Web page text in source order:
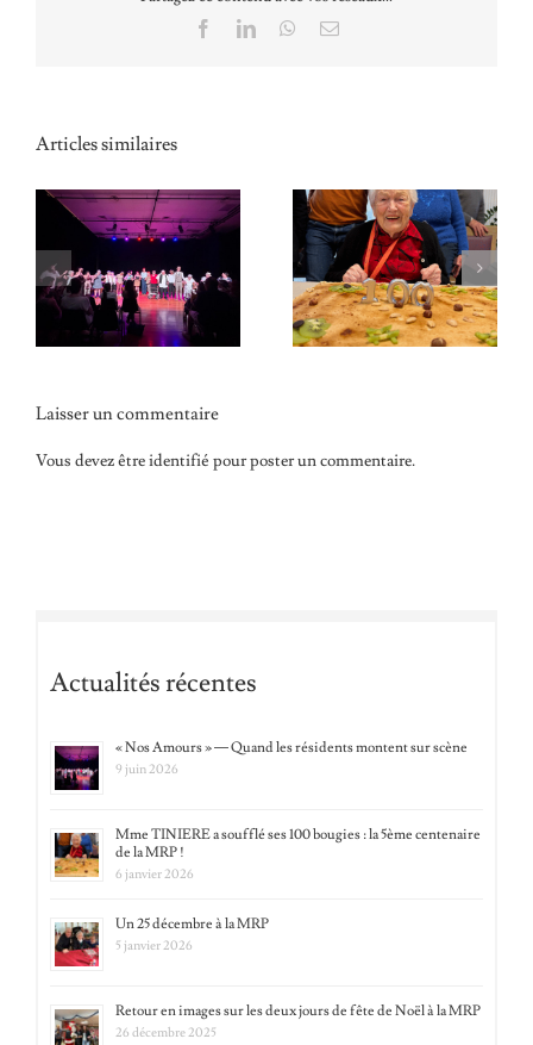
FacebookLinkedInWhatsApp
Email
Articles similaires
Mme TINIERE a
soufflé ses 100 bougies :
la 5ème centenaire de la
MRP !
Un 25 décembre à la
MRP
Laisser un commentaire
Vous devez êtreidentifié pour poster un commentaire.
Actualités récentes
« Nos Amours » — Quand les résidents montent sur scène
9 juin 2026
Mme TINIERE a soufflé ses 100 bougies : la 5ème centenaire
de la MRP !
6 janvier 2026
Un 25 décembre à la MRP
5 janvier 2026
Retour en images sur les deux jours de fête de Noël à la MRP
26 décembre 2025